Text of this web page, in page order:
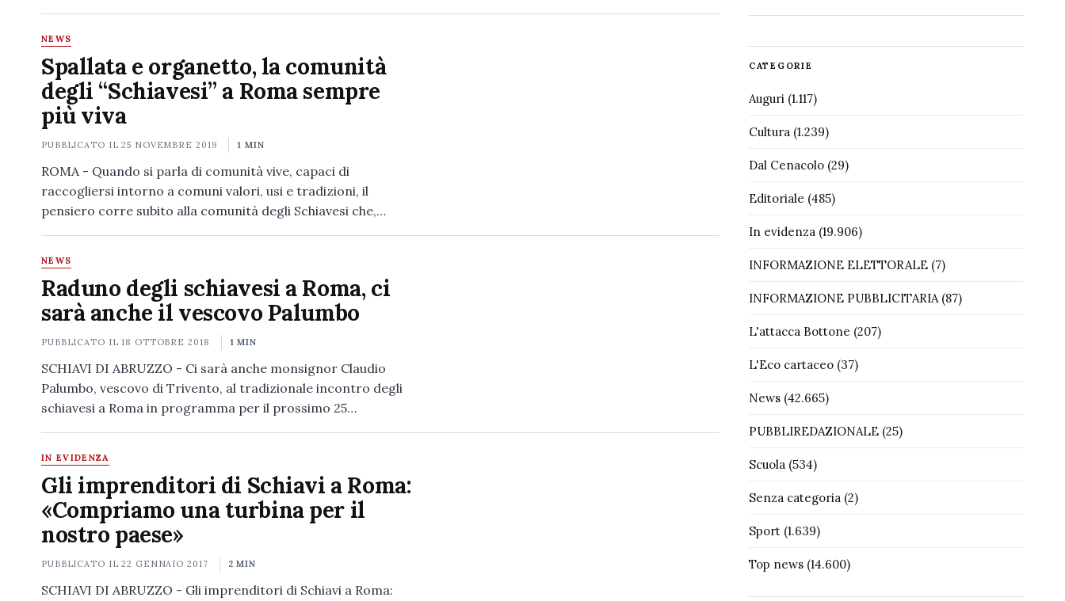
NEWS
Spallata e organetto, la comunità
degli “Schiavesi” a Roma sempre
più viva
PUBBLICATO IL25 NOVEMBRE 2019 1 MIN
ROMA - Quando si parla di comunità vive, capaci di
raccogliersi intorno a comuni valori, usi e tradizioni, il
pensiero corre subito alla comunità degli Schiavesi che,…
NEWS
Raduno degli schiavesi a Roma, ci
sarà anche il vescovo Palumbo
PUBBLICATO IL18 OTTOBRE 2018 1 MIN
SCHIAVI DI ABRUZZO - Ci sarà anche monsignor Claudio
Palumbo, vescovo di Trivento, al tradizionale incontro degli
schiavesi a Roma in programma per il prossimo 25…
IN EVIDENZA
Gli imprenditori di Schiavi a Roma:
«Compriamo una turbina per il
nostro paese»
PUBBLICATO IL22 GENNAIO 2017 2 MIN
SCHIAVI DI ABRUZZO - Gli imprenditori di Schiavi a Roma:
CATEGORIE
Auguri(1.117)
Cultura(1.239)
Dal Cenacolo(29)
Editoriale (485)
In evidenza(19.906)
INFORMAZIONE ELETTORALE(7)
INFORMAZIONE PUBBLICITARIA(87)
L'attacca Bottone (207)
L'Eco cartaceo(37)
News(42.665)
PUBBLIREDAZIONALE(25)
Scuola(534)
Senza categoria(2)
Sport(1.639)
Top news(14.600)